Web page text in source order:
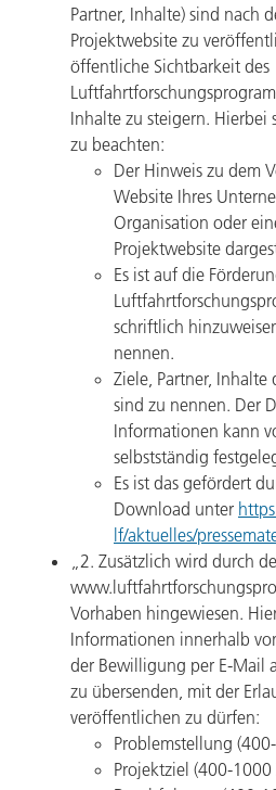
Partner, Inhalte) sind nach
Projektwebsite zu
öffentliche Sichtbarkeit des
Inhalte zu steigern. Hierbei
zu beachten:
Der Hinweis zu dem
Website Ihres
Organisation oder
Projektwebsite
Es ist auf die
schriftlich
nennen.
Ziele, Partner, Inhalte
sind zu nennen. Der
Informationen kann
selbstständig
Es ist das gefördert
Download unter
lf/aktuelles/
„2. Zusätzlich wird durch
Vorhaben hingewiesen.
Informationen innerhalb
der Bewilligung per E-Mail
zu übersenden, mit der
veröffentlichen zu dürfen:
Problemstellung
Projektziel (400-1000